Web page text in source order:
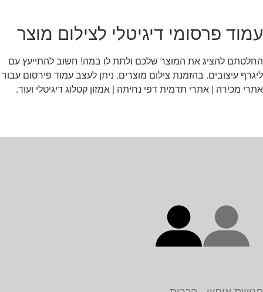
עמוד פרסומי דיגיטלי לצילום מוצר
החלטתם להציג את המוצר שלכם ולתת לו במה! חשוב להתייעץ עם
ליגרף עיצובים. בהזמנת צילום מוצרים. ניתן לעצב עמוד פירסום עבור
אתרי מכירה | אתרי תדמית דפי נחיתה | אמזון קטלוג דיגיטלי ועוד.